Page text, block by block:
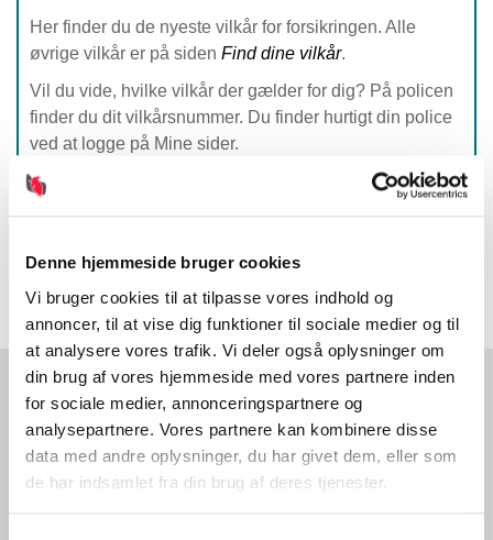
Denne hjemmeside bruger cookies
Vi bruger cookies til at tilpasse vores indhold og
annoncer, til at vise dig funktioner til sociale medier og til
at analysere vores trafik. Vi deler også oplysninger om
din brug af vores hjemmeside med vores partnere inden
for sociale medier, annonceringspartnere og
analysepartnere. Vores partnere kan kombinere disse
data med andre oplysninger, du har givet dem, eller som
de har indsamlet fra din brug af deres tjenester.
Her finder du de nyeste vilkår for forsikringen. Alle
øvrige vilkår er på siden Find dine vilkår.
Vil du vide, hvilke vilkår der gælder for dig? På policen
finder du dit vilkårsnummer. Du finder hurtigt din police
ved at logge på Mine sider.
Faktaark Hundeansvar
Nyttig information
Få rådgivning
Du er altid velkommen til at kontakte os, hvis du har
spørgsmål til priser, dækninger eller andet.